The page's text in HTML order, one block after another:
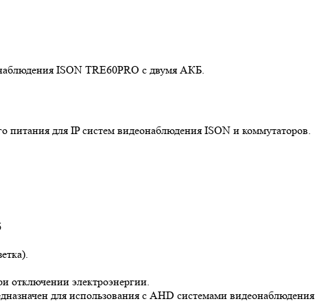
ISON TRE60PRO с двумя АКБ.
питания для IP систем видеонаблюдения ISON и коммутаторов.
отключении электроэнергии.
для использования с AHD системами видеонаблюдения.